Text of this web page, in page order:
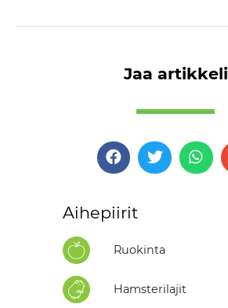
Jaa artikkeli
Aihepiirit
Ruokinta
Hamsterilajit